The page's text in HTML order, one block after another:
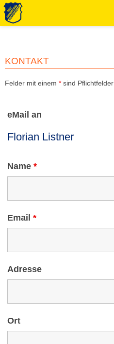
springen
KONTAKT
Felder mit einem * sind Pflichtfelder
eMail an
Name *
Email *
Adresse
Ort